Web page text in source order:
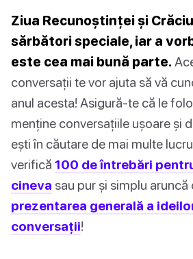
Ziua Recunoștinței și
sărbători speciale, iar a
este cea mai bună parte.
conversații te vor ajuta să vă
anul acesta! Asigură-te că le
menține conversațiile ușoare și
ești în căutare de mai multe
verifică 100 de întrebări
cineva sau pur și simplu aruncă
prezentarea generală a
conversații!